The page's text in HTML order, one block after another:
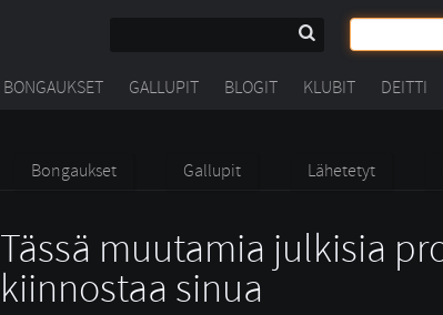
BONGAUKSET GALLUPIT BLOGIT KLUBIT DEITTI
Bongaukset Gallupit Lähetetyt
Tässä muutamia julkisia
kiinnostaa sinua